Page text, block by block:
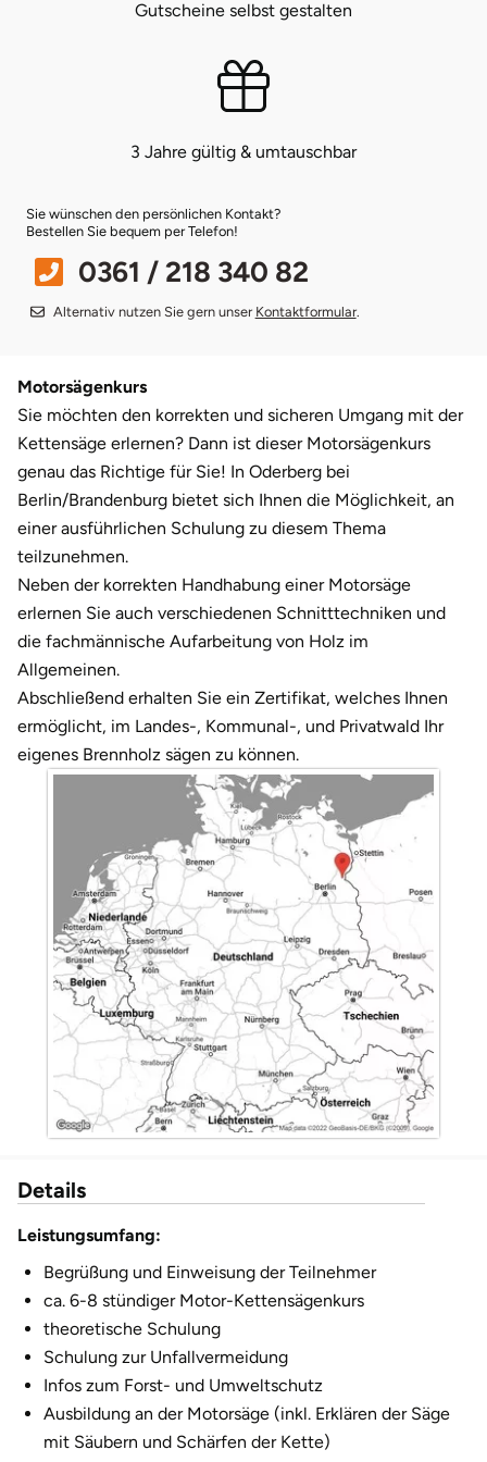
Gutscheine selbst gestalten
3 Jahre gültig & umtauschbar
Sie wünschen den persönlichen Kontakt?
Bestellen Sie bequem per Telefon!
0361 / 218 340 82
Alternativ nutzen Sie gern unser Kontaktformular.
Motorsägenkurs
Sie möchten den korrekten und sicheren Umgang mit der
Kettensäge erlernen? Dann ist dieser Motorsägenkurs
genau das Richtige für Sie! In Oderberg bei
Berlin/Brandenburg bietet sich Ihnen die Möglichkeit, an
einer ausführlichen Schulung zu diesem Thema
teilzunehmen.
Neben der korrekten Handhabung einer Motorsäge
erlernen Sie auch verschiedenen Schnitttechniken und
die fachmännische Aufarbeitung von Holz im
Allgemeinen.
Abschließend erhalten Sie ein Zertifikat, welches Ihnen
ermöglicht, im Landes-, Kommunal-, und Privatwald Ihr
eigenes Brennholz sägen zu können.
Details
Leistungsumfang:
Begrüßung und Einweisung der Teilnehmer
ca. 6-8 stündiger Motor-Kettensägenkurs
theoretische Schulung
Schulung zur Unfallvermeidung
Infos zum Forst- und Umweltschutz
Ausbildung an der Motorsäge (inkl. Erklären der Säge
mit Säubern und Schärfen der Kette)
Calw
Chemnitz
Coburg
Cottbus
Darmstadt
Deggendorf
Dingolfing
Dorsten
Duisburg
Düsseldorf
Erfurt
Erlangen
Flensburg
Freiburg
Fulda
Pirna
Riesa
Strausberg (Berlin/Brandenburg)
Sömmerda
Weimar
sächsische Schweiz
Unterwellenborn
Weimar
Witterda